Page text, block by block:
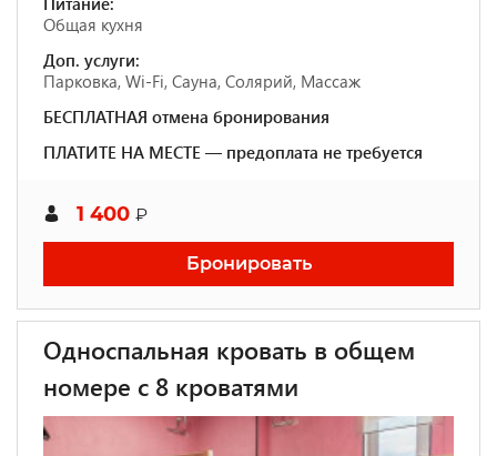
Общая кухня
Доп. услуги:
Парковка, Wi-Fi, Сауна, Солярий, Массаж
БЕСПЛАТНАЯ отмена бронирования
ПЛАТИТЕ НА МЕСТЕ — предоплата не требуется
1 400 ₽
Бронировать
Односпальная кровать в общем
номере с 8 кроватями